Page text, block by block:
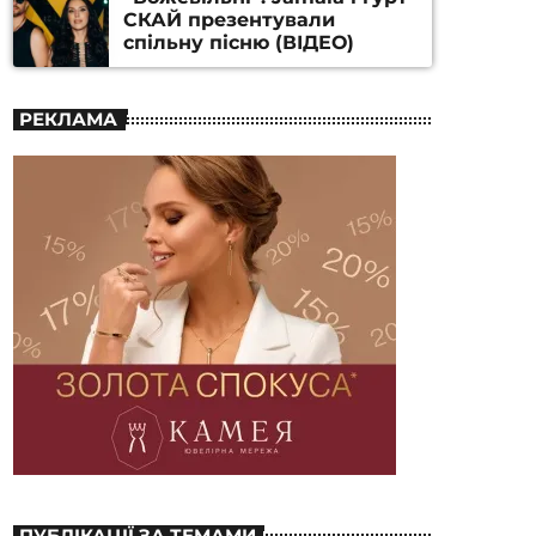
СКАЙ презентували
спільну пісню (ВІДЕО)
РЕКЛАМА